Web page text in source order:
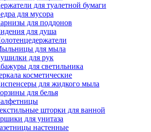
для туалетной бумаги
для мусора
для поддонов
для душа
для мыла
для рук
для светильника
косметические
для жидкого мыла
для белья
шторки для ванной
для унитаза
настенные